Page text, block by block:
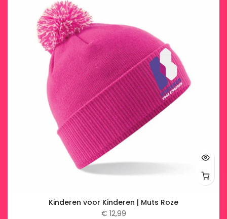
Kinderen voor Kinderen | Muts Roze
€ 12,99